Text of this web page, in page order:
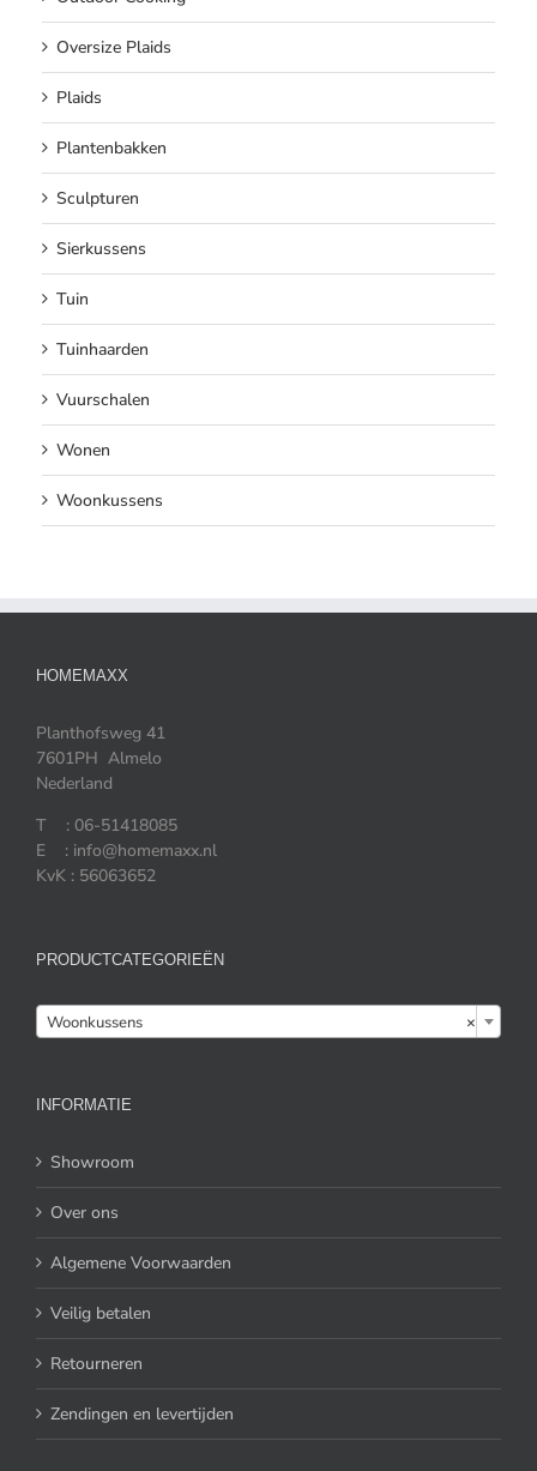
Oversize Plaids
Plaids
Plantenbakken
Sculpturen
Sierkussens
Tuin
Tuinhaarden
Vuurschalen
Wonen
Woonkussens
HOMEMAXX
Planthofsweg 41
7601PH Almelo
Nederland
T : 06-51418085
E : info@homemaxx.nl
KvK : 56063652
PRODUCTCATEGORIEËN
×
Woonkussens
INFORMATIE
Showroom
Over ons
Algemene Voorwaarden
Veilig betalen
Retourneren
Zendingen en levertijden